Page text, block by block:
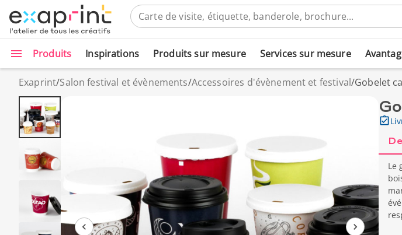
Produits Inspirations Produits sur mesure Services sur mesure
Exaprint/Salon festival et évènements/Accessoires d'évènement et festival/Gobelet
Le